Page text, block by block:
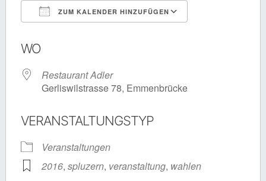
ZUM KALENDER HINZUFÜGEN
WO
Restaurant Adler
Gerliswilstrasse 78, Emmenbrücke
VERANSTALTUNGSTYP
Veranstaltungen
2016, spluzern, veranstaltung, wahlen